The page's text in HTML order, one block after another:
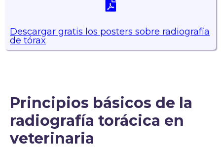
Descargar gratis los posters sobre radiografía
de tórax
Principios básicos de la
radiografía torácica en
veterinaria